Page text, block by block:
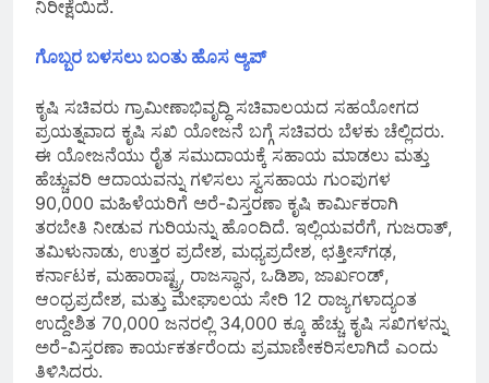
ನಿರೀಕ್ಷೆಯಿದೆ.
ಗೊಬ್ಬರ ಬಳಸಲು ಬಂತು ಹೊಸ ಆ್ಯಪ್
ಕೃಷಿ ಸಚಿವರು ಗ್ರಾಮೀಣಾಭಿವೃದ್ಧಿ ಸಚಿವಾಲಯದ ಸಹಯೋಗದ
ಪ್ರಯತ್ನವಾದ ಕೃಷಿ ಸಖಿ ಯೋಜನೆ ಬಗ್ಗೆ ಸಚಿವರು ಬೆಳಕು ಚೆಲ್ಲಿದರು.
ಈ ಯೋಜನೆಯು ರೈತ ಸಮುದಾಯಕ್ಕೆ ಸಹಾಯ ಮಾಡಲು ಮತ್ತು
ಹೆಚ್ಚುವರಿ ಆದಾಯವನ್ನು ಗಳಿಸಲು ಸ್ವಸಹಾಯ ಗುಂಪುಗಳ
90,000 ಮಹಿಳೆಯರಿಗೆ ಅರೆ-ವಿಸ್ತರಣಾ ಕೃಷಿ ಕಾರ್ಮಿಕರಾಗಿ
ತರಬೇತಿ ನೀಡುವ ಗುರಿಯನ್ನು ಹೊಂದಿದೆ. ಇಲ್ಲಿಯವರೆಗೆ, ಗುಜರಾತ್,
ತಮಿಳುನಾಡು, ಉತ್ತರ ಪ್ರದೇಶ, ಮಧ್ಯಪ್ರದೇಶ, ಛತ್ತೀಸ್‌ಗಢ,
ಕರ್ನಾಟಕ, ಮಹಾರಾಷ್ಟ್ರ, ರಾಜಸ್ಥಾನ, ಒಡಿಶಾ, ಜಾರ್ಖಂಡ್,
ಆಂಧ್ರಪ್ರದೇಶ, ಮತ್ತು ಮೇಘಾಲಯ ಸೇರಿ 12 ರಾಜ್ಯಗಳಾದ್ಯಂತ
ಉದ್ದೇಶಿತ 70,000 ಜನರಲ್ಲಿ 34,000 ಕ್ಕೂ ಹೆಚ್ಚು ಕೃಷಿ ಸಖಿಗಳನ್ನು
ಅರೆ-ವಿಸ್ತರಣಾ ಕಾರ್ಯಕರ್ತರೆಂದು ಪ್ರಮಾಣೀಕರಿಸಲಾಗಿದೆ ಎಂದು
ತಿಳಿಸಿದರು.